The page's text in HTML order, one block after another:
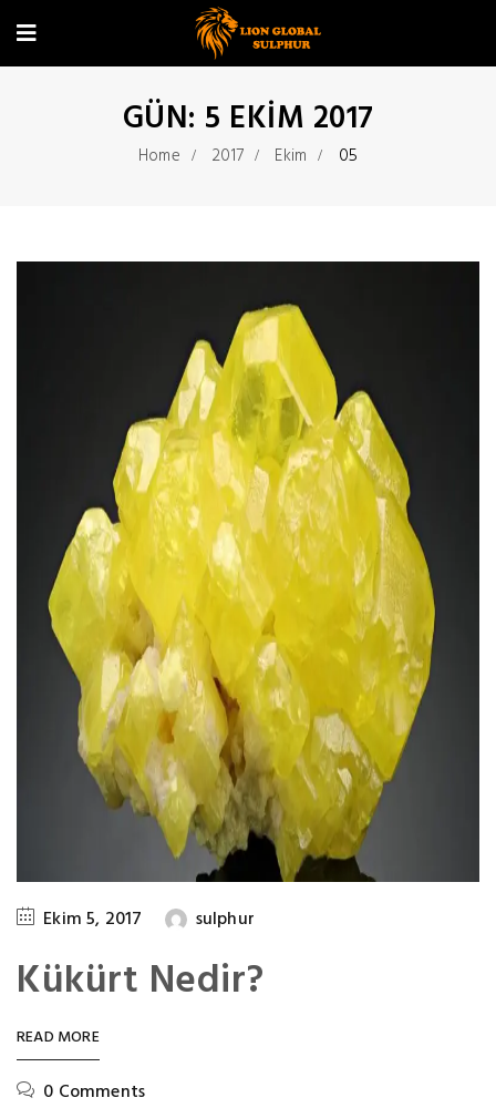
GÜN: 5 EKIM 2017
Home 2017 Ekim 05
Ekim 5, 2017 sulphur
Kükürt Nedir?
READ MORE
0 Comments